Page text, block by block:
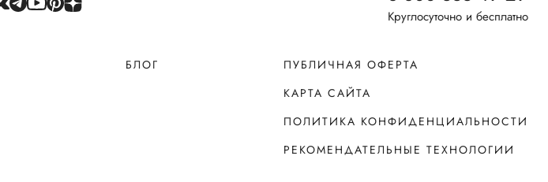
Круглосуточно и бесплатно
БЛОГ
ПУБЛИЧНАЯ ОФЕРТА
КАРТА САЙТА
ПОЛИТИКА КОНФИДЕНЦИАЛЬНОСТИ
РЕКОМЕНДАТЕЛЬНЫЕ ТЕХНОЛОГИИ